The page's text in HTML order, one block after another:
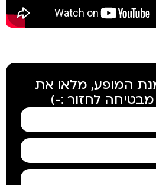
לכל המופעים
המופע, מלאו את
לחזור :-)